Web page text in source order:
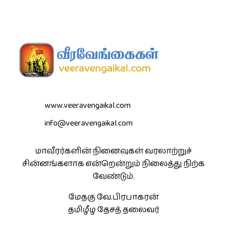
www.veeravengaikal.com
info@veeravengaikal.com
மாவீரர்களின் நினைவுகள் வரலாற்றுச்
சின்னங்களாக என்றென்றும் நிலைத்து நிற்க
வேண்டும்.
மேதகு வே.பிரபாகரன்
தமிழீழ தேசத் தலைவர்